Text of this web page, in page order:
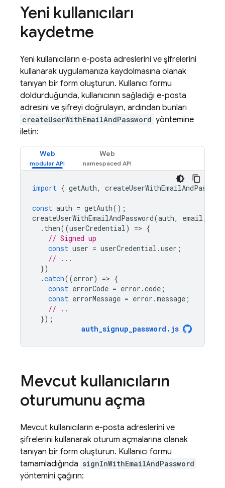
Yeni kullanıcıları
kaydetme
Yeni kullanıcıların e-posta adreslerini ve şifrelerini
kullanarak uygulamanıza kaydolmasına olanak
tanıyan bir form oluşturun. Kullanıcı formu
doldurduğunda, kullanıcının sağladığı e-posta
adresini ve şifreyi doğrulayın, ardından bunları
createUserWithEmailAndPassword yöntemine
iletin:
Web Web
import { getAuth,
const auth = getAuth();
createUserWithEmailAndPassword(auth, email,
. then((userCredential) => {
// Signed up
const user = userCredential .user ;
// ...
})
.catch((error) => {
const errorCode = error .code ;
const errorMessage = error .message ;
// ..
});
auth_signup_password . js
Mevcut kullanıcıların
oturumunu açma
Mevcut kullanıcıların e-posta adreslerini ve
şifrelerini kullanarak oturum açmalarına olanak
tanıyan bir form oluşturun. Kullanıcı formu
tamamladığında signInWithEmailAndPassword
yöntemini çağırın: